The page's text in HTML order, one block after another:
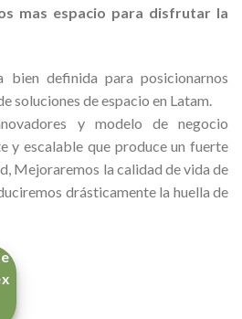
mas espacio para disfrutar la
bien definida para posicionarnos
soluciones de espacio en Latam.
y modelo de negocio
y escalable que produce un fuerte
Mejoraremos la calidad de vida de
drásticamente la huella de